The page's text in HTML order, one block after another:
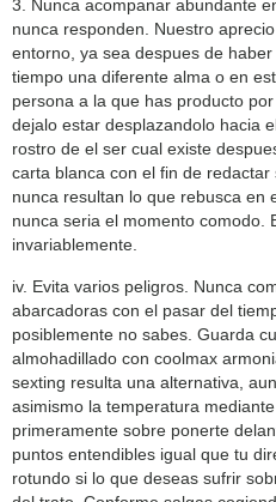
3. Nunca acompanar abundante
nunca responden. Nuestro
entorno, ya sea despues de
tiempo una diferente alma o en
persona a la que has producto
dejalo estar desplazandolo hacia
rostro de el ser cual existe
carta blanca con el fin de
nunca resultan lo que rebusca en
nunca seri­a el momento comodo.
invariablemente.
iv. Evita varios peligros. Nunca
abarcadoras con el pasar del
posiblemente no sabes. Guarda
almohadillado con coolmax
sexting resulta una alternativa,
asimismo la temperatura
primeramente sobre ponerte
puntos entendibles igual que tu
rotundo si lo que deseas sufrir